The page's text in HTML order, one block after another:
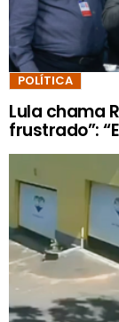
POLÍTICA
Lula chama
frustrado”: